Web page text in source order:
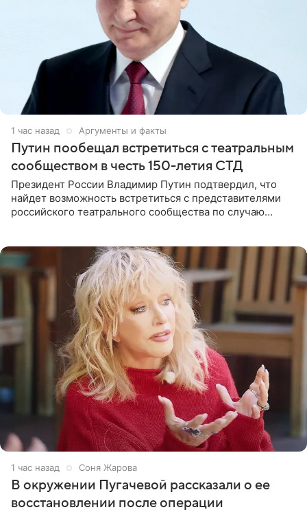
1 час назад Аргументы и факты
Путин пообещал встретиться с театральным
сообществом в честь 150-летия СТД
Президент России Владимир Путин подтвердил, что
найдет возможность встретиться с представителями
российского театрального сообщества по случаю
1 час назад Соня Жарова
В окружении Пугачевой рассказали о ее
восстановлении после операции